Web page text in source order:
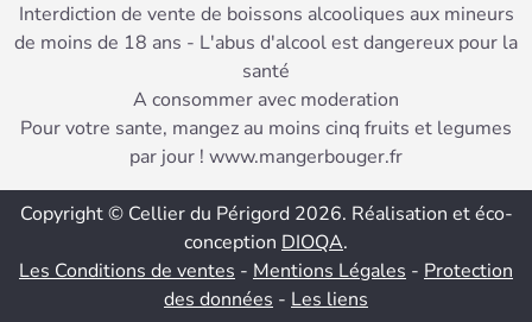
Interdiction de vente de boissons alcooliques aux mineurs
de moins de 18 ans - L'abus d'alcool est dangereux pour la
santé
A consommer avec moderation
Pour votre sante, mangez au moins cinq fruits et legumes
par jour ! www.mangerbouger.fr
Copyright © Cellier du Périgord 2026. Réalisation et éco-
conception DIOQA.
Les Conditions de ventes - Mentions Légales - Protection
des données - Les liens